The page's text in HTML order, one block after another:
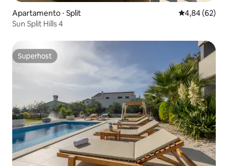
Apartamento ⋅ Split 4,84 de uma
4,84 (62)
Sun Split Hills 4
Superhost
Superhost